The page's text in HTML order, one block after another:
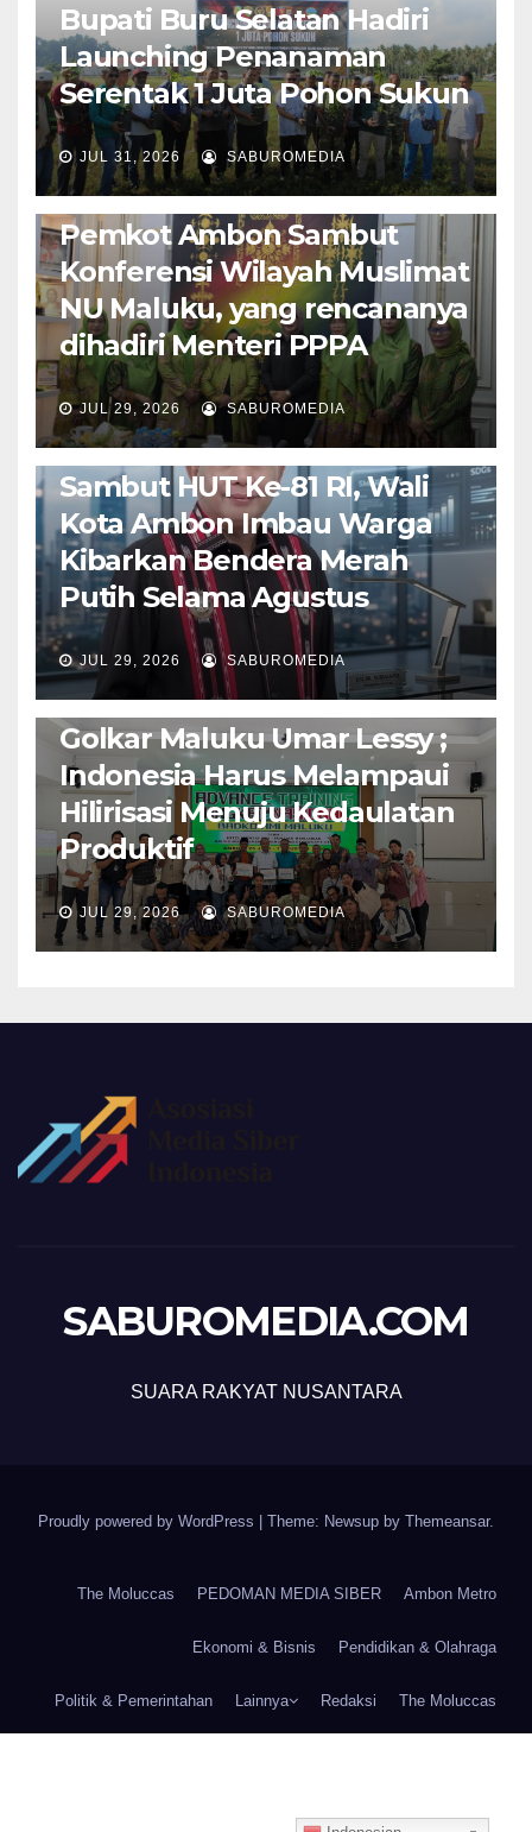
Bupati Buru Selatan Hadiri
Launching Penanaman
Serentak 1 Juta Pohon Sukun
JUL 31, 2026 SABUROMEDIA
AMBON METRO JURNALISME AKTIVIS
POLITIK & PEMERINTAHAN
Pemkot Ambon Sambut
Konferensi Wilayah Muslimat
NU Maluku, yang rencananya
dihadiri Menteri PPPA
JUL 29, 2026 SABUROMEDIA
AMBON METRO POLITIK & PEMERINTAHAN
Sambut HUT Ke-81 RI, Wali
Kota Ambon Imbau Warga
Kibarkan Bendera Merah
Putih Selama Agustus
JUL 29, 2026 SABUROMEDIA
AMBON METRO JURNALISME AKTIVIS
PENDIDIKAN & OLAHRAGA THE MOLUCCAS
Isi Materi LK-III HMI, Ketua
Golkar Maluku Umar Lessy ;
Indonesia Harus Melampaui
Hilirisasi Menuju Kedaulatan
Produktif
JUL 29, 2026 SABUROMEDIA
SABUROMEDIA.COM
SUARA RAKYAT NUSANTARA
Proudly powered by WordPress | Theme: Newsup by Themeansar.
The Moluccas PEDOMAN MEDIA SIBER Ambon Metro
Ekonomi & Bisnis Pendidikan & Olahraga
Politik & Pemerintahan Lainnya Redaksi The Moluccas